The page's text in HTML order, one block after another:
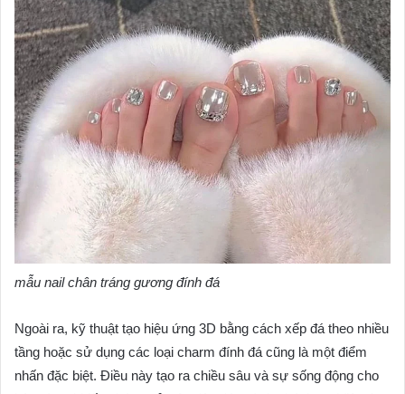
mẫu nail chân tráng gương đính đá
Ngoài ra, kỹ thuật tạo hiệu ứng 3D bằng cách xếp đá theo nhiều
tầng hoặc sử dụng các loại charm đính đá cũng là một điểm
nhấn đặc biệt. Điều này tạo ra chiều sâu và sự sống động cho